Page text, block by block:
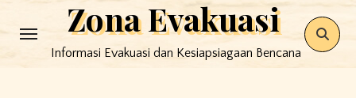
to
Zona Evakuasi
Informasi Evakuasi dan Kesiapsiagaan Bencana